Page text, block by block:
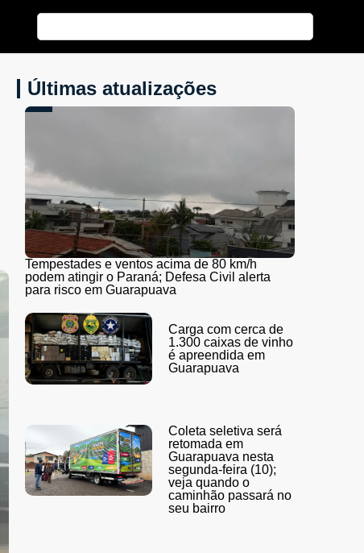
Últimas atualizações
Tempestades e ventos acima de 80 km/h
podem atingir o Paraná; Defesa Civil alerta
para risco em Guarapuava
Carga com cerca de
1.300 caixas de vinho
é apreendida em
Guarapuava
Coleta seletiva será
retomada em
Guarapuava nesta
segunda-feira (10);
veja quando o
caminhão passará no
seu bairro